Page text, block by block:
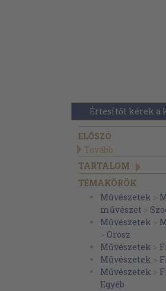
Értesítőt kérek a
ELŐSZÓ
Tovább
TARTALOM
TÉMAKÖRÖK
Művészetek >
művészet >
Művészetek >
> Orosz
Művészetek >
Művészetek >
Művészetek >
Egyéb